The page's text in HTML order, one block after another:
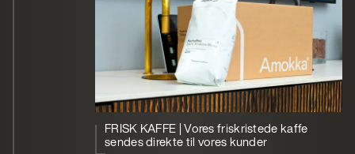
FRISK KAFFE | Vores friskristede kaffe
sendes direkte til vores kunder